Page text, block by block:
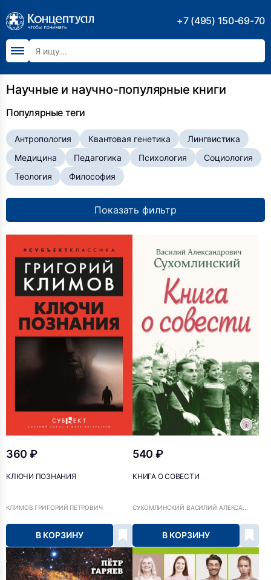
+7 (495) 150-69-70
Научные и научно-популярные книги
Популярные теги
Антропология Квантовая генетика
Лингвистика
Медицина
Педагогика Психология
Социология
Теология
Философия
Показать фильтр
360 ₽
КЛЮЧИ ПОЗНАНИЯ
КЛИМОВ ГРИГОРИЙ ПЕТРОВИЧ
В КОРЗИНУ
540 ₽
КНИГА О СОВЕСТИ
СУХОМЛИНСКИЙ ВАСИЛИЙ АЛЕКСА...
В КОРЗИНУ